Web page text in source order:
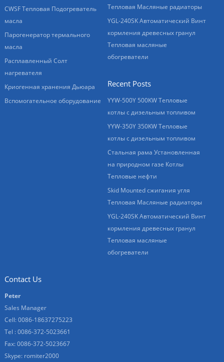
CWSF Тепловая Подогреватель
масла
Парогенератор термального
масла
Расплавленный Солт
нагревателя
Криогенная хранения Дьюара
Вспомогательное оборудование
Тепловая Масляные радиаторы
YGL-240SK Автоматический Винт
кормления древесных гранул
Тепловая масляные
обогреватели
Recent Posts
YYW-500Y 500KW Тепловые
котлы с дизельным топливом
YYW-350Y 350KW Тепловые
котлы с дизельным топливом
Стальная рама Установленная
на природном газе Котлы
Тепловые нефти
Skid Mounted сжигания угля
Тепловая Масляные радиаторы
YGL-240SK Автоматический Винт
кормления древесных гранул
Тепловая масляные
обогреватели
Contact Us
Peter
Sales Manager
Cell: 0086-18637275223
Tel : 0086-372-5023661
Fax: 0086-372-5023667
Skype: romiter2000